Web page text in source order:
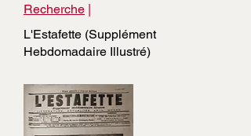
Recherche |
L'Estafette (Supplément
Hebdomadaire Illustré)